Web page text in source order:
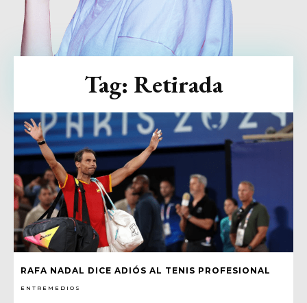
RAFA NADAL DICE ADIÓS AL TENIS PROFESIONAL
ENTREMEDIOS
Tag: Retirada